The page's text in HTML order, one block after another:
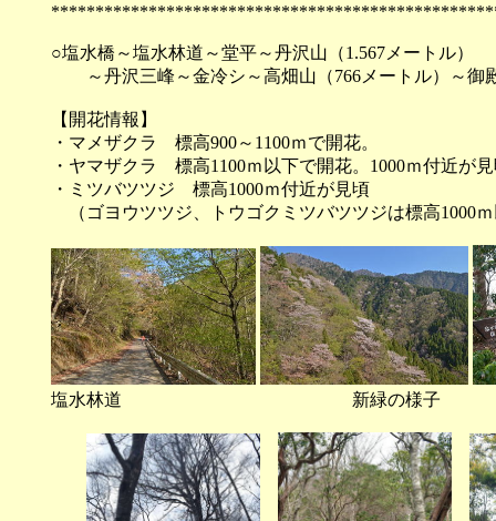
○塩水橋～塩水林道～堂平～丹沢山（1.567メートル）
～丹沢三峰～金冷シ～高畑山（766メートル）～御
【開花情報】
・マメザクラ 標高900～1100ｍで開花。
・ヤマザクラ 標高1100ｍ以下で開花。1000ｍ付近が
・ミツバツツジ 標高1000ｍ付近が見頃
（ゴヨウツツジ、トウゴクミツバツツジは標高1000
塩水林道 新緑の様子 本谷